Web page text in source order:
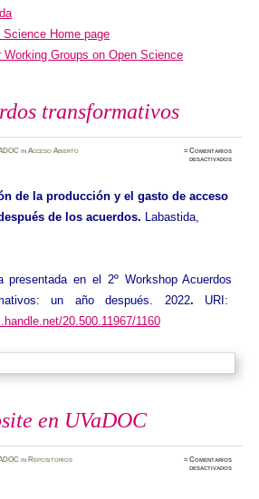
Science Home page
Working Groups on Open Science
transformativos
inAcceso Abierto ≈Comentarios
desactivadosen
de la producción y el gasto de acceso
de los acuerdos. Labastida,
presentada en el 2º Workshop Acuerdos
un año después. 2022. URI:
20.500.11967/1160
en UVaDOC
in Repositorios ≈Comentarios
desactivadosen